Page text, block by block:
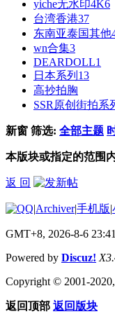
yiche无水印4K6
台湾香港37
东南亚泰国其他
wn合集3
DEARDOLL1
日本系列 13
高抄拍胸
SSR原创街拍系
新窗 筛选: 全部主题
本版块或指定的范围
返 回
|Archiver|手机版|
GMT+8, 2026-8-6 23:41
Powered by Discuz!
Copyright © 2001-
返回顶部 返回版块